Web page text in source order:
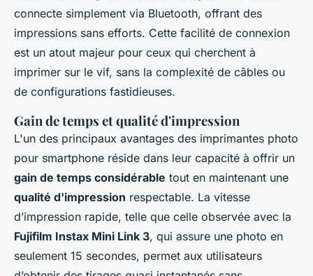
connecte simplement via Bluetooth, offrant des
impressions sans efforts. Cette facilité de connexion
est un atout majeur pour ceux qui cherchent à
imprimer sur le vif, sans la complexité de câbles ou
de configurations fastidieuses.
Gain de temps et qualité d'impression
L'un des principaux avantages des imprimantes photo
pour smartphone réside dans leur capacité à offrir un
gain de temps considérable tout en maintenant une
qualité d'impression respectable. La vitesse
d’impression rapide, telle que celle observée avec la
Fujifilm Instax Mini Link 3, qui assure une photo en
seulement 15 secondes, permet aux utilisateurs